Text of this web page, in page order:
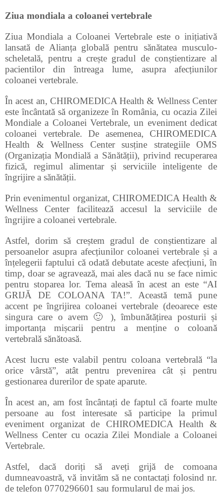
Ziua mondiala a coloanei vertebrale
Ziua Mondiala a Coloanei Vertebrale este o inițiativă
lansată de Alianța globală pentru sănătatea musculo-
scheletală, pentru a crește gradul de conștientizare al
pacientilor din întreaga lume, asupra afecțiunilor
coloanei vertebrale.
În acest an, CHIROMEDICA Health & Wellness Center
este încântată să organizeze în România, cu ocazia Zilei
Mondiale a Coloanei Vertebrale, un eveniment dedicat
coloanei vertebrale. De asemenea, CHIROMEDICA
Health & Wellness Center susține strategiile OMS
(Organizația Mondială a Sănătății), privind recuperarea
fizică, regimul alimentar și serviciile inteligente de
îngrijire a sănătății.
Prin evenimentul organizat, CHIROMEDICA Health &
Wellness Center facilitează accesul la serviciile de
îngrijire a coloanei vertebrale.
Astfel, dorim să creștem gradul de conștientizare al
persoanelor asupra afecțiunilor coloanei vertebrale și a
înțelegerii faptului că odată debutate aceste afecțiuni, în
timp, doar se agravează, mai ales dacă nu se face nimic
pentru stoparea lor. Tema aleasă în acest an este “AI
GRIJĂ DE COLOANA TA!”. Această temă pune
accent pe îngrijirea coloanei vertebrale (deoarece este
singura care o avem 🙂 ), îmbunătățirea posturii și
importanța mișcarii pentru a menține o coloană
vertebrală sănătoasă.
Acest lucru este valabil pentru coloana vertebrală “la
orice vârstă”, atât pentru prevenirea cât și pentru
gestionarea durerilor de spate aparute.
În acest an, am fost încântați de faptul că foarte multe
persoane au fost interesate să participe la primul
eveniment organizat de CHIROMEDICA Health &
Wellness Center cu ocazia Zilei Mondiale a Coloanei
Vertebrale.
Astfel, dacă doriți să aveți grijă de comoana
dumneavoastră, vă invităm să ne contactați folosind nr.
de telefon 0770296601 sau formularul de mai jos.